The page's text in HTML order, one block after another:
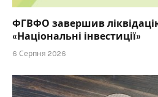
ФГВФО завершив
«Національні інвестиції»
6 Серпня 2026